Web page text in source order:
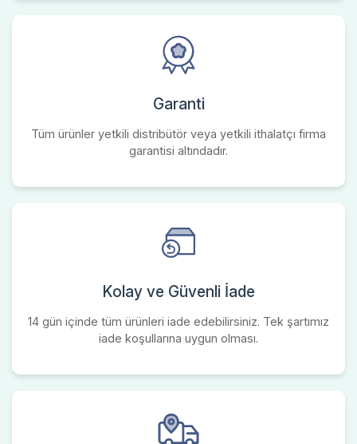
Garanti
Tüm ürünler yetkili distribütör veya yetkili ithalatçı firma
garantisi altındadır.
Kolay ve Güvenli İade
14 gün içinde tüm ürünleri iade edebilirsiniz. Tek şartımız
iade koşullarına uygun olması.